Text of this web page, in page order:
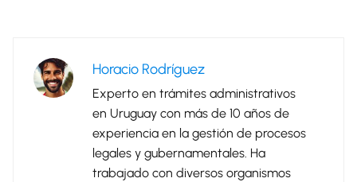
Horacio Rodríguez
Experto en trámites administrativos
en Uruguay con más de 10 años de
experiencia en la gestión de procesos
legales y gubernamentales. Ha
trabajado con diversos organismos